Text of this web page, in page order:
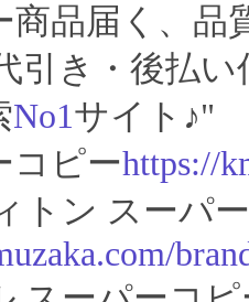
商品届く、品
引き・後払
No1サイト♪"
コピーhttps://
トン スーパ